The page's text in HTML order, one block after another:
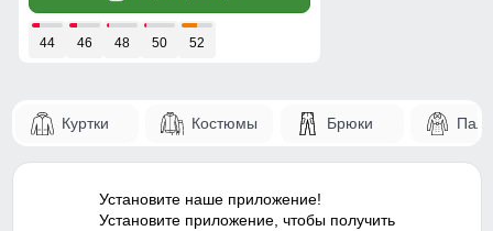
44 46 48 50 52
Куртки Костюмы Брюки
Установите наше приложение!
Установите приложение, чтобы получить